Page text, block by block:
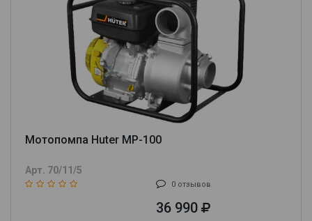
Мотопомпа Huter MP-100
Арт. 70/11/5
0 отзывов
36 990